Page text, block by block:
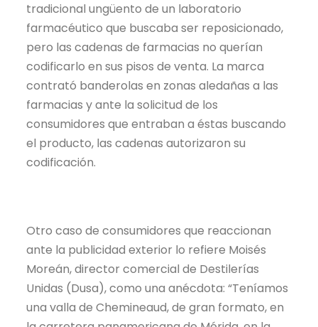
tradicional ungüento de un laboratorio
farmacéutico que buscaba ser reposicionado,
pero las cadenas de farmacias no querían
codificarlo en sus pisos de venta. La marca
contrató banderolas en zonas aledañas a las
farmacias y ante la solicitud de los
consumidores que entraban a éstas buscando
el producto, las cadenas autorizaron su
codificación.
Otro caso de consumidores que reaccionan
ante la publicidad exterior lo refiere Moisés
Moreán, director comercial de Destilerías
Unidas (Dusa), como una anécdota: “Teníamos
una valla de Chemineaud, de gran formato, en